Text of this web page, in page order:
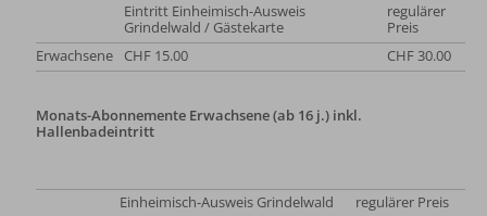
Eintritt Einheimisch-Ausweis
Grindelwald / Gästekarte
regulärer
Preis
Erwachsene
CHF 15.00 CHF 30.00
Monats-Abonnemente Erwachsene (ab 16 j.) inkl.
Hallenbadeintritt
Einheimisch-Ausweis Grindelwald
regulärer Preis